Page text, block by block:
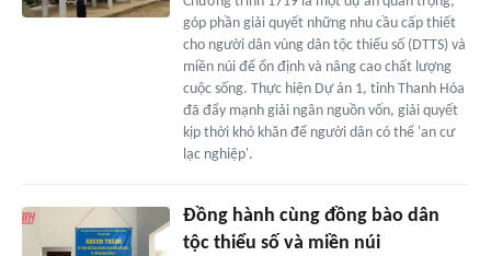
góp phần giải quyết những nhu cầu cấp thiết
cho người dân vùng dân tộc thiểu số (DTTS) và
miền núi để ổn định và nâng cao chất lượng
cuộc sống. Thực hiện Dự án 1, tỉnh Thanh Hóa
đã đẩy mạnh giải ngân nguồn vốn, giải quyết
kịp thời khó khăn để người dân có thể 'an cư
lạc nghiệp'.
Đồng hành cùng đồng bào dân
tộc thiểu số và miền núi